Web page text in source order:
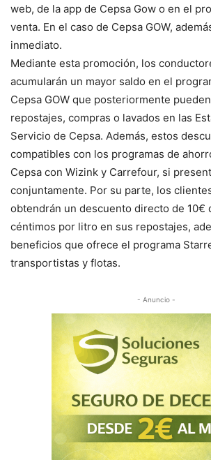
web, de la app de Cepsa Gow o en el
venta. En el caso de Cepsa GOW,
inmediato.
Mediante esta promoción, los
acumularán un mayor saldo en el
Cepsa GOW que posteriormente
repostajes, compras o lavados en las
Servicio de Cepsa. Además, estos
compatibles con los programas de
Cepsa con Wizink y Carrefour, si
conjuntamente. Por su parte, los
obtendrán un descuento directo de 10€
céntimos por litro en sus repostajes,
beneficios que ofrece el programa
transportistas y flotas.
- Anuncio -